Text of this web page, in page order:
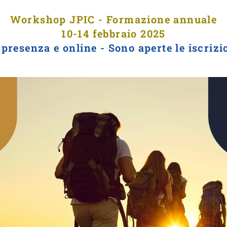
Workshop JPIC - Formazione annuale
10-14 febbraio 2025
e online - Sono aperte le